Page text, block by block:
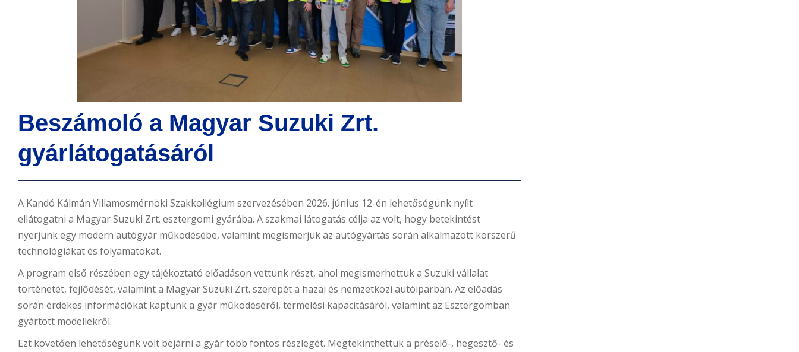
Beszámoló a Magyar Suzuki Zrt.
gyárlátogatásáról
A Kandó Kálmán Villamosmérnöki Szakkollégium szervezésében 2026. június 12-én lehetőségünk nyílt
ellátogatni a Magyar Suzuki Zrt. esztergomi gyárába. A szakmai látogatás célja az volt, hogy betekintést
nyerjünk egy modern autógyár működésébe, valamint megismerjük az autógyártás során alkalmazott korszerű
technológiákat és folyamatokat.
A program első részében egy tájékoztató előadáson vettünk részt, ahol megismerhettük a Suzuki vállalat
történetét, fejlődését, valamint a Magyar Suzuki Zrt. szerepét a hazai és nemzetközi autóiparban. Az előadás
során érdekes információkat kaptunk a gyár működéséről, termelési kapacitásáról, valamint az Esztergomban
gyártott modellekről.
Ezt követően lehetőségünk volt bejárni a gyár több fontos részlegét. Megtekinthettük a préselő-, hegesztő- és